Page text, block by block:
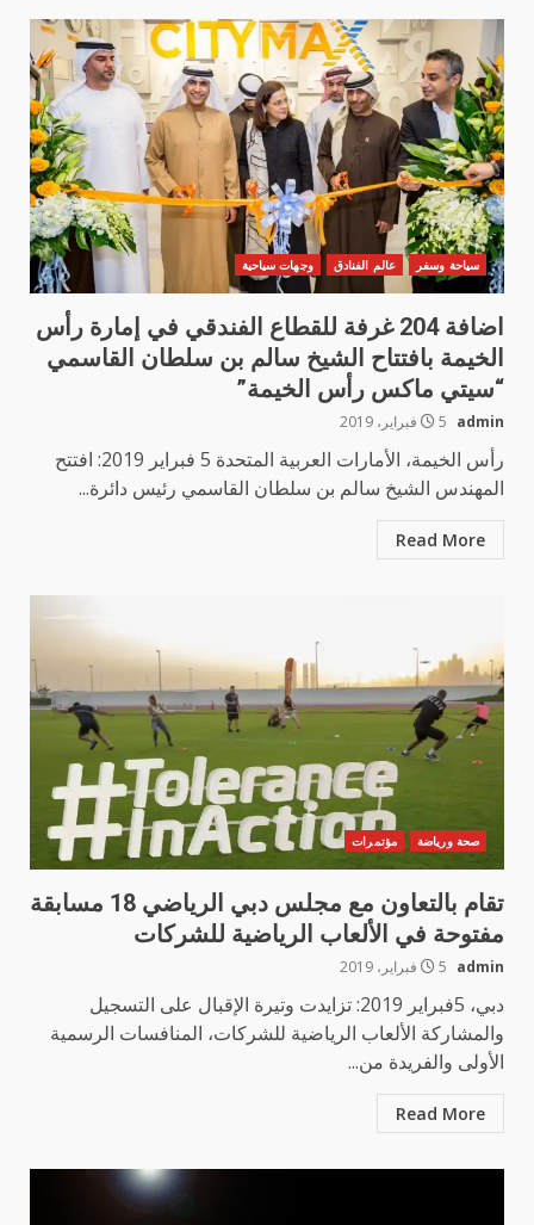
سياحة وسفر عالم الفنادق وجهات سياحية
اضافة 204 غرفة للقطاع الفندقي في إمارة رأس
الخيمة بافتتاح الشيخ سالم بن سلطان القاسمي
“سيتي ماكس رأس الخيمة”
admin 5 فبراير، 2019
رأس الخيمة، الأمارات العربية المتحدة 5 فبراير 2019: افتتح
المهندس الشيخ سالم بن سلطان القاسمي رئيس دائرة...
Read More
صحة ورياضة مؤتمرات
تقام بالتعاون مع مجلس دبي الرياضي 18 مسابقة
مفتوحة في الألعاب الرياضية للشركات
admin 5 فبراير، 2019
دبي، 5فبراير 2019: تزايدت وتيرة الإقبال على التسجيل
والمشاركة الألعاب الرياضية للشركات، المنافسات الرسمية
الأولى والفريدة من...
Read More